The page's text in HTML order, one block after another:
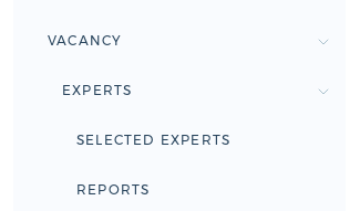
VACANCY
EXPERTS
SELECTED EXPERTS
REPORTS